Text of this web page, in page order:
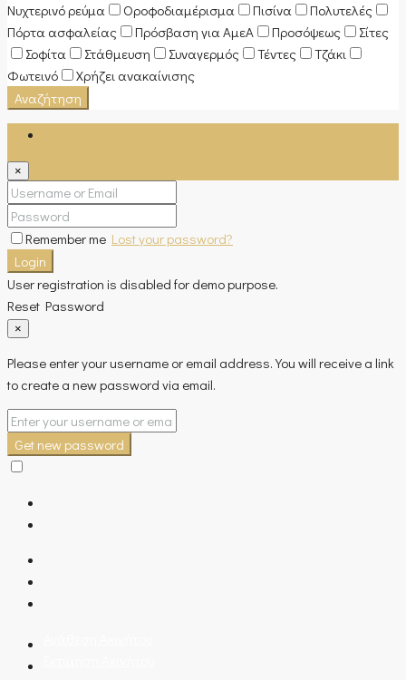
Νυχτερινό ρεύμα
Οροφοδιαμέρισμα Πισίνα
Πολυτελές
Πόρτα ασφαλείας
Πρόσβαση για ΑμεΑ Προσόψεως
Σίτες
Σοφίτα
Στάθμευση Συναγερμός Τέντες
Τζάκι
Φωτεινό
Χρήζει ανακαίνισης
Αναζήτηση
×
Remember me Lost your password?
Login
User registration is disabled for demo purpose.
Reset Password
×
Please enter your username or email address. You will receive a link
to create a new password via email.
Get new password